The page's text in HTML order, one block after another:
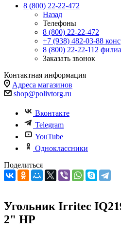
8 (800) 22-22-472
Назад
Телефоны
8 (800) 22-22-472
+7 (938) 482-03-88
8 (800) 22-22-112
Заказать звонок
Контактная информация
Адреса магазинов
shop@polivtorg.ru
Вконтакте
Telegram
YouTube
Одноклассники
Поделиться
Угольник Irritec
2" НР